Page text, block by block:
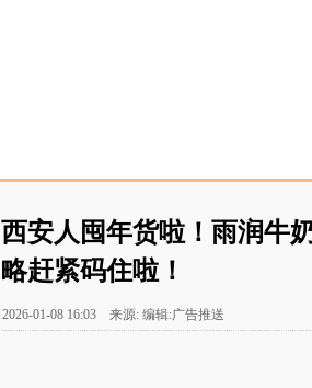
西安人囤年货啦！雨润牛
略赶紧码住啦！
2026-01-08 16:03 来源: 编辑:广告推送